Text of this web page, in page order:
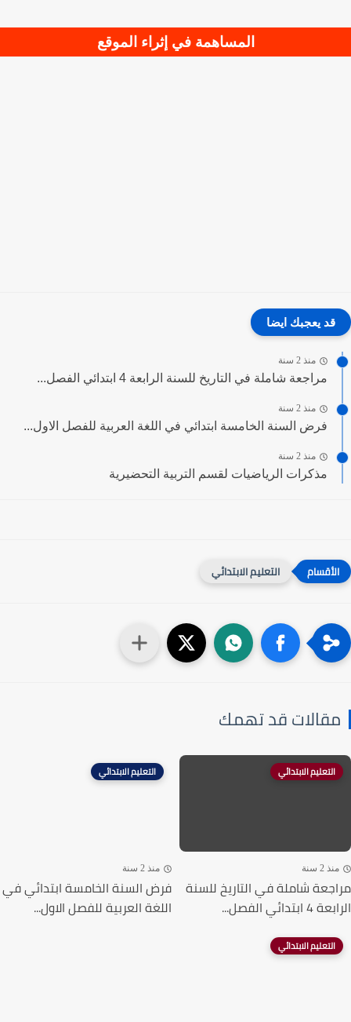
المساهمة في إثراء الموقع
قد يعجبك ايضا
منذ 2 سنة
مراجعة شاملة في التاريخ للسنة الرابعة 4 ابتدائي الفصل...
منذ 2 سنة
فرض السنة الخامسة ابتدائي في اللغة العربية للفصل الاول...
منذ 2 سنة
مذكرات الرياضيات لقسم التربية التحضيرية
التعليم الابتدائي
قد تهمك
التعليم الابتدائي
2 سنة
شاملة في التاريخ للسنة
الفصل...
التعليم الابتدائي
منذ 2 سنة
فرض السنة الخامسة ابتدائي في
اللغة العربية للفصل الاول...
التعليم الابتدائي